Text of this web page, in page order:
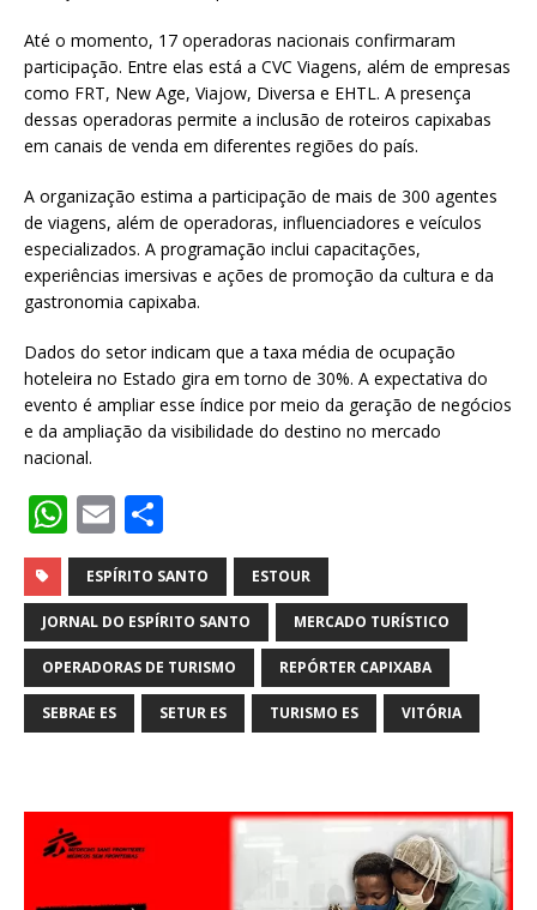
Até o momento, 17 operadoras nacionais confirmaram
participação. Entre elas está a CVC Viagens, além de empresas
como FRT, New Age, Viajow, Diversa e EHTL. A presença
dessas operadoras permite a inclusão de roteiros capixabas
em canais de venda em diferentes regiões do país.
A organização estima a participação de mais de 300 agentes
de viagens, além de operadoras, influenciadores e veículos
especializados. A programação inclui capacitações,
experiências imersivas e ações de promoção da cultura e da
gastronomia capixaba.
Dados do setor indicam que a taxa média de ocupação
hoteleira no Estado gira em torno de 30%. A expectativa do
evento é ampliar esse índice por meio da geração de negócios
e da ampliação da visibilidade do destino no mercado
nacional.
W
h
at
s
A
p
p
E
m
ai
l
h
ar
e
ESPÍRITO SANTO ESTOUR
JORNAL DO ESPÍRITO SANTO MERCADO TURÍSTICO
OPERADORAS DE TURISMO REPÓRTER CAPIXABA
SEBRAE ES SETUR ES TURISMO ES VITÓRIA